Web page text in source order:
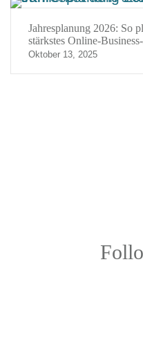
Jahresplanung 2026: So
stärkstes Online-
Oktober 13, 2025